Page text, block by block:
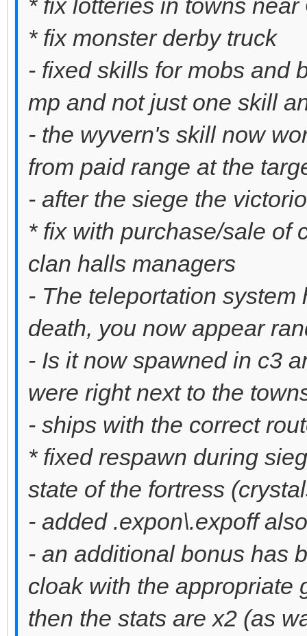
* fix lotteries in towns near
* fix monster derby truck
- fixed skills for mobs and
mp and not just one skill
- the wyvern's skill now
from paid range at the
- after the siege the
* fix with purchase/sale of
clan halls managers
- The teleportation
death, you now appear
- Is it now spawned in c3
were right next to the
- ships with the correct
* fixed respawn during
state of the fortress
- added .expon\.expoff
- an additional bonus has
cloak with the appropriate
then the stats are x2 (as